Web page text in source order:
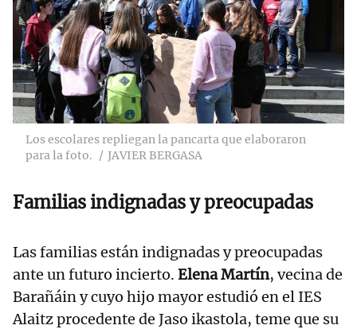
Los escolares repliegan la pancarta que elaboraron
para la foto.
JAVIER BERGASA
Familias indignadas y preocupadas
Las familias están indignadas y preocupadas
ante un futuro incierto. Elena Martín, vecina de
Barañáin y cuyo hijo mayor estudió en el IES
Alaitz procedente de Jaso ikastola, teme que su